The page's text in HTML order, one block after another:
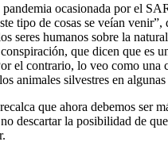
pandemia ocasionada por el
tipo de cosas se veían
seres humanos sobre la
que dicen que es
el contrario, lo veo como una
animales silvestres en
que ahora debemos ser
descartar la posibilidad de